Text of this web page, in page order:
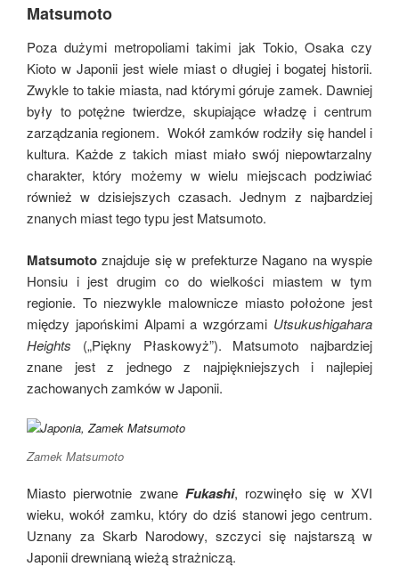
Matsumoto
Poza dużymi metropoliami takimi jak Tokio, Osaka czy
Kioto w Japonii jest wiele miast o długiej i bogatej historii.
Zwykle to takie miasta, nad którymi góruje zamek. Dawniej
były to potężne twierdze, skupiające władzę i centrum
zarządzania regionem. Wokół zamków rodziły się handel i
kultura. Każde z takich miast miało swój niepowtarzalny
charakter, który możemy w wielu miejscach podziwiać
również w dzisiejszych czasach. Jednym z najbardziej
znanych miast tego typu jest Matsumoto.
Matsumoto znajduje się w prefekturze Nagano na wyspie
Honsiu i jest drugim co do wielkości miastem w tym
regionie. To niezwykle malownicze miasto położone jest
między japońskimi Alpami a wzgórzami Utsukushigahara
Heights („Piękny Płaskowyż”). Matsumoto najbardziej
znane jest z jednego z najpiękniejszych i najlepiej
zachowanych zamków w Japonii.
Zamek Matsumoto
Miasto pierwotnie zwane Fukashi, rozwinęło się w XVI
wieku, wokół zamku, który do dziś stanowi jego centrum.
Uznany za Skarb Narodowy, szczyci się najstarszą w
Japonii drewnianą wieżą strażniczą.